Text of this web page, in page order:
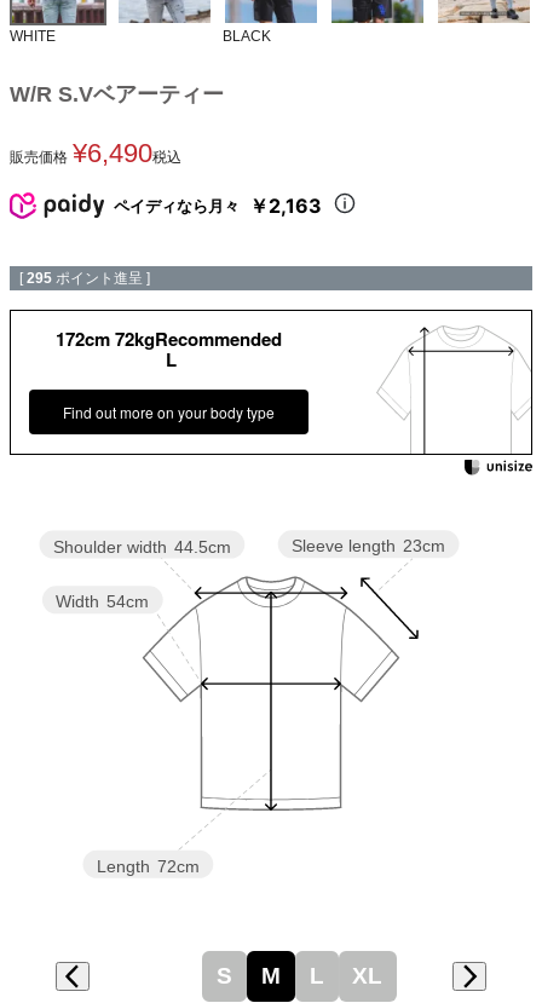
WHITE BLACK
W/R S.Vベアーティー
販売価格 ¥6,490税込
ペイディなら月々 ￥2,163
[ 295 ポイント進呈 ]
172cm 72kgRecommended
L
Find out more on your body type
Sleeve length 23cm
Length 72cm
Width 54cm
Shoulder width 44.5cm
S M L XL